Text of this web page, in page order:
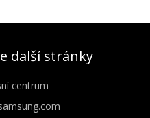
další stránky
centrum